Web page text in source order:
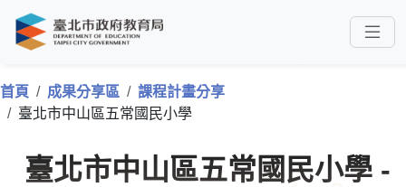
首頁 成果分享區
課程計畫分享
臺北市中山區五常國民小學
臺北市中山區五常國民小學 -